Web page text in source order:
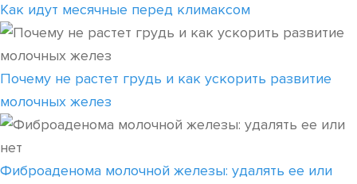
Как идут месячные перед климаксом
Почему не растет грудь и как ускорить развитие
молочных желез
Фиброаденома молочной железы: удалять ее или